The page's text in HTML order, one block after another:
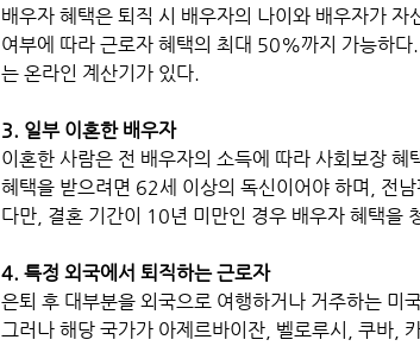
배우자 혜택은 퇴직 시 배우자의 나이와 배우자가
여부에 따라 근로자 혜택의 최대 50%까지 가능하
는 온라인 계산기가 있다.
3. 일부 이혼한 배우자
이혼한 사람은 전 배우자의 소득에 따라 사회보장
혜택을 받으려면 62세 이상의 독신이어야 하며, 전
다만, 결혼 기간이 10년 미만인 경우 배우자 혜택을
4. 특정 외국에서 퇴직하는 근로자
은퇴 후 대부분을 외국으로 여행하거나 거주하는 미
그러나 해당 국가가 아제르바이잔, 벨로루시, 쿠바,